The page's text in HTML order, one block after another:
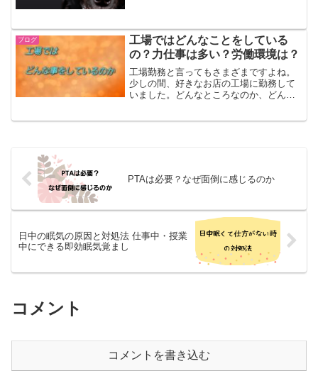
になるにつれて次第に大丈夫になりまし
たが、吠えたり、元気なワ...
ブログ
工場ではどんなことをしている
の？力仕事は多い？労働環境は？
工場勤務と言ってもさまざまですよね。
少しの間、好きなお店の工場に勤務して
いました。どんなところなのか、どんな
PTAは必要？なぜ面倒に感じるのか
日中の眠気の原因と対処法 仕事中・授業
中にできる即効眠気覚まし
コメント
コメントを書き込む